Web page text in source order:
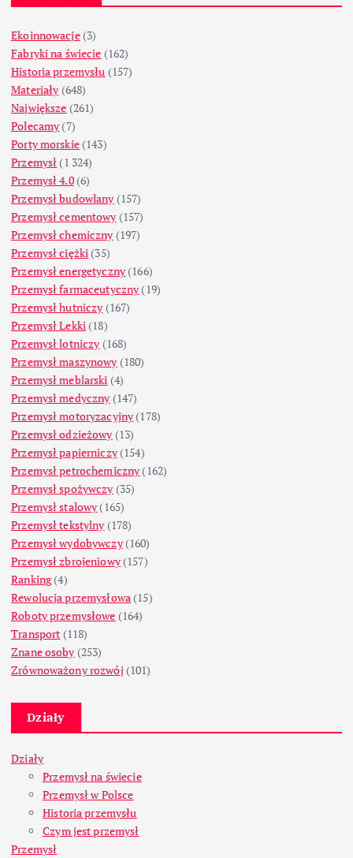
Ekoinnowacje(3)
Fabryki na świecie (162)
Historia przemysłu (157)
Materiały (648)
Największe (261)
Polecamy (7)
Porty morskie(143)
Przemysł (1 324)
Przemysł 4.0(6)
Przemysł budowlany (157)
Przemysł cementowy (157)
Przemysł chemiczny (197)
Przemysł ciężki (35)
Przemysł energetyczny (166)
Przemysł farmaceutyczny (19)
Przemysł hutniczy (167)
Przemysł Lekki (18)
Przemysł lotniczy (168)
Przemysł maszynowy (180)
Przemysł meblarski (4)
Przemysł medyczny (147)
Przemysł motoryzacyjny (178)
Przemysł odzieżowy (13)
Przemysł papierniczy(154)
Przemysł petrochemiczny (162)
Przemysł spożywczy (35)
Przemysł stalowy (165)
Przemysł tekstylny (178)
Przemysł wydobywczy(160)
Przemysł zbrojeniowy(157)
Ranking(4)
Rewolucja przemysłowa (15)
Roboty przemysłowe (164)
Transport (118)
Znane osoby (253)
Zrównoważony rozwój (101)
Działy
Działy
Przemysł na świecie
Przemysł w Polsce
Historia przemysłu
Czym jest przemysł
Przemysł